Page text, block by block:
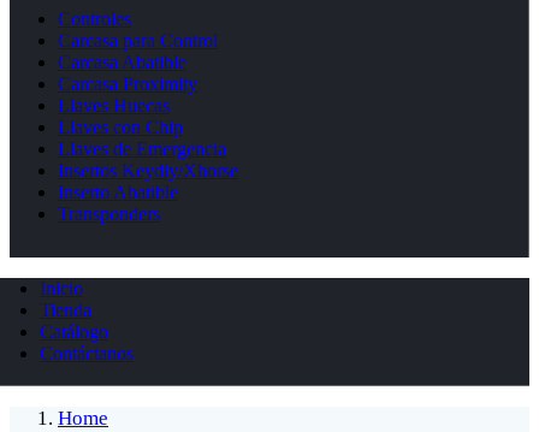
Controles
Carcasa para Control
Carcasa Abatible
Carcasa Proximity
Llaves Huecas
Llaves con Chip
Llaves de Emergencia
Insertos Keydiy/Xhorse
Inserto Abatible
Transponders
Inicio
Tienda
Catálogo
Contáctanos
Home